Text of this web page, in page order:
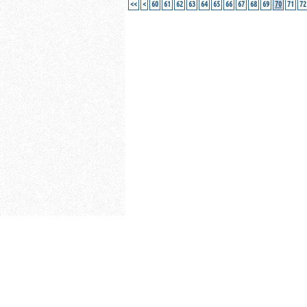
<< < 60 61 62 63 64 65 66 67 68 69 70 71 72